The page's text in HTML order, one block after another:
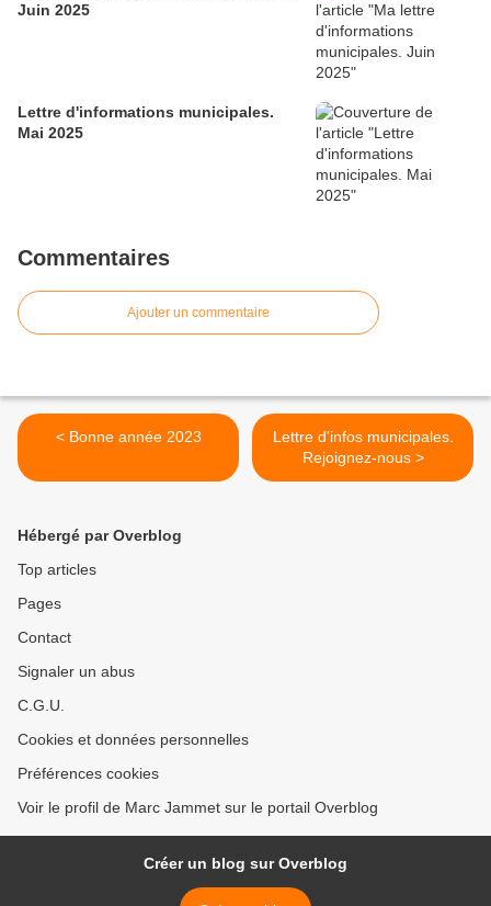
Juin 2025
Lettre d'informations municipales.
Mai 2025
Commentaires
Ajouter un commentaire
< Bonne année 2023
Lettre d'infos municipales.
Rejoignez-nous >
Hébergé par Overblog
Top articles
Pages
Contact
Signaler un abus
C.G.U.
Cookies et données personnelles
Préférences cookies
Voir le profil de Marc Jammet sur le portail Overblog
Créer un blog sur Overblog